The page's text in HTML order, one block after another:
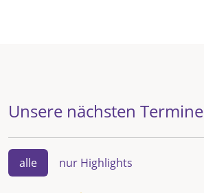
Unsere nächsten Termine
alle nur Highlights